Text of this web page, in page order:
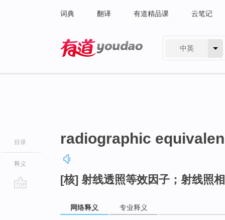
词典 翻译 有道精品课 云笔记
中英
目录
释义
radiographic
[核] 射线透照等效因子；射线照
网络释义 专业释义